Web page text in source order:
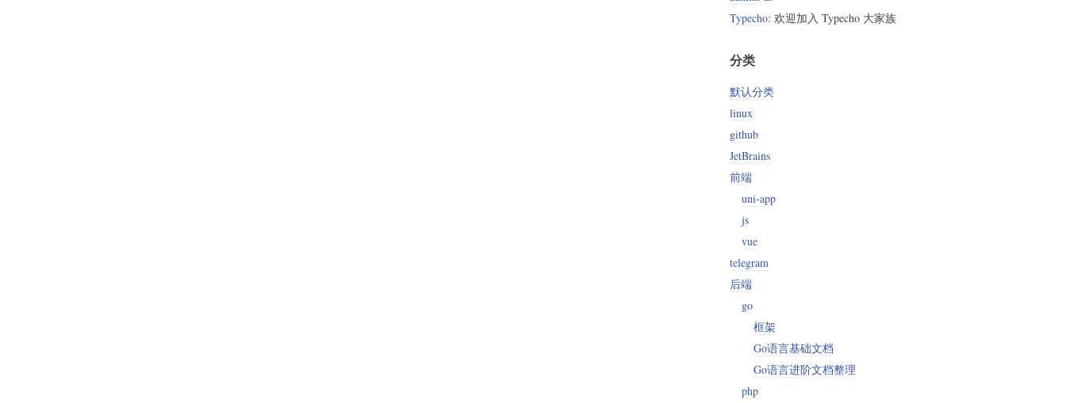
Typecho: 欢迎加入 Typecho 大家族
分类
默认分类
linux
github
JetBrains
前端
uni-app
js
vue
telegram
后端
go
框架
Go语言基础文档
Go语言进阶文档整理
php